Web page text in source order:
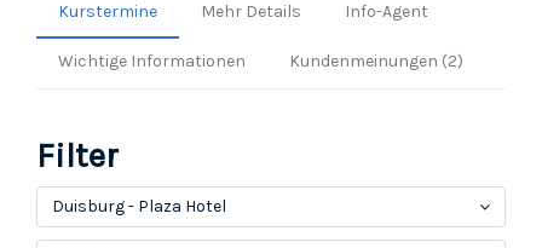
Kurstermine Mehr Details Info-Agent
Wichtige Informationen Kundenmeinungen (2)
Filter
Duisburg - Plaza Hotel